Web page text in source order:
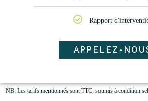
Rapport
APPELEZ-
NB: Les tarifs mentionnés sont TTC, soumis à condition